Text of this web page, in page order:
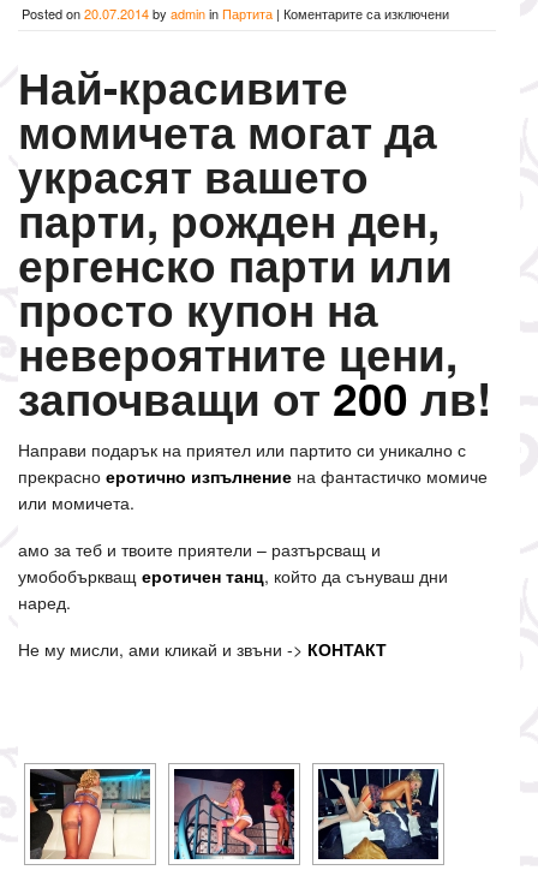
Posted on20.07.2014by admininПартита | Коментарите са изключениза
Най-красивите
момичета могат да
украсят вашето
парти, рожден ден,
ергенско парти или
просто купон на
невероятните цени,
започващи от 200 лв!
Направи подарък на приятел или партито си уникално с
прекрасно еротично изпълнение на фантастичко момиче
или момичета.
амо за теб и твоите приятели – разтърсващ и
умобобъркващ еротичен танц, който да сънуваш дни
наред.
Не му мисли, ами кликай и звъни -> КОНТАКТ